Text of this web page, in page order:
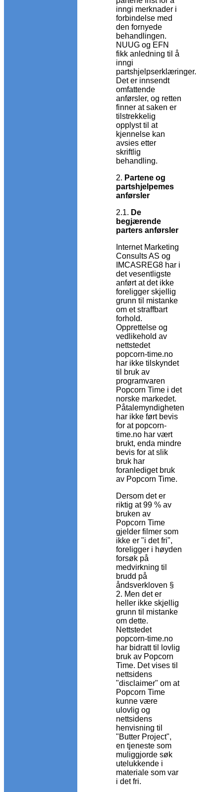
inngi merknader i
forbindelse med
den fornyede
behandlingen.
NUUG og EFN
fikk anledning til å
inngi
partshjelpserklæringer.
Det er innsendt
omfattende
anførsler, og retten
finner at saken er
tilstrekkelig
opplyst til at
kjennelse kan
avsies etter
skriftlig
behandling.
2. Partene og
partshjelpemes
anførsler
2.1. De
begjærende
parters anførsler
Internet Marketing
Consults AS og
IMCASREG8 har i
det vesentligste
anført at det ikke
foreligger skjellig
grunn til mistanke
om et straffbart
forhold.
Opprettelse og
vedlikehold av
nettstedet
popcorn-time.no
har ikke tilskyndet
til bruk av
programvaren
Popcorn Time i det
norske markedet.
Påtalemyndigheten
har ikke ført bevis
for at popcorn-
time.no har vært
brukt, enda mindre
bevis for at slik
bruk har
foranlediget bruk
av Popcorn Time.
Dersom det er
riktig at 99 % av
bruken av
Popcorn Time
gjelder filmer som
ikke er "i det fri",
foreligger i høyden
forsøk på
medvirkning til
brudd på
åndsverkloven §
2. Men det er
heller ikke skjellig
grunn til mistanke
om dette.
Nettstedet
popcorn-time.no
har bidratt til lovlig
bruk av Popcorn
Time. Det vises til
nettsidens
"disclaimer" om at
Popcorn Time
kunne være
ulovlig og
nettsidens
henvisning til
"Butter Project",
en tjeneste som
muliggjorde søk
utelukkende i
materiale som var
i det fri.